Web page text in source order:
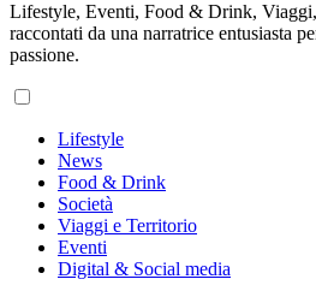
Lifestyle, Eventi, Food & Drink,
raccontati da una narratrice entusiasta
passione.
Menu
Lifestyle
News
Food & Drink
Società
Viaggi e Territorio
Eventi
Digital & Social media